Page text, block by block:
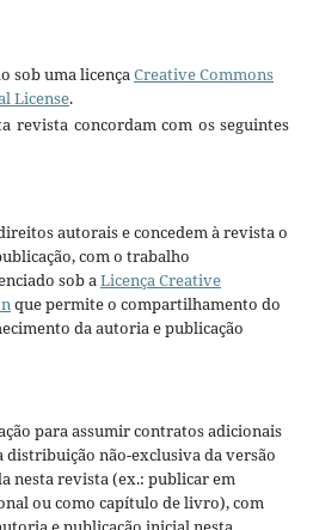
sob uma licençaCreative Commons
License.
revista concordam com os seguintes
autorais e concedem à revista o
com o trabalho
sob aLicença Creative
que permite o compartilhamento do
da autoria e publicação
para assumir contratos adicionais
distribuição não-exclusiva da versão
nesta revista (ex.: publicar em
ou como capítulo de livro), com